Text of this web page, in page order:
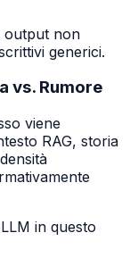
output non
generici.
vs. Rumore
viene
RAG, storia
in questo